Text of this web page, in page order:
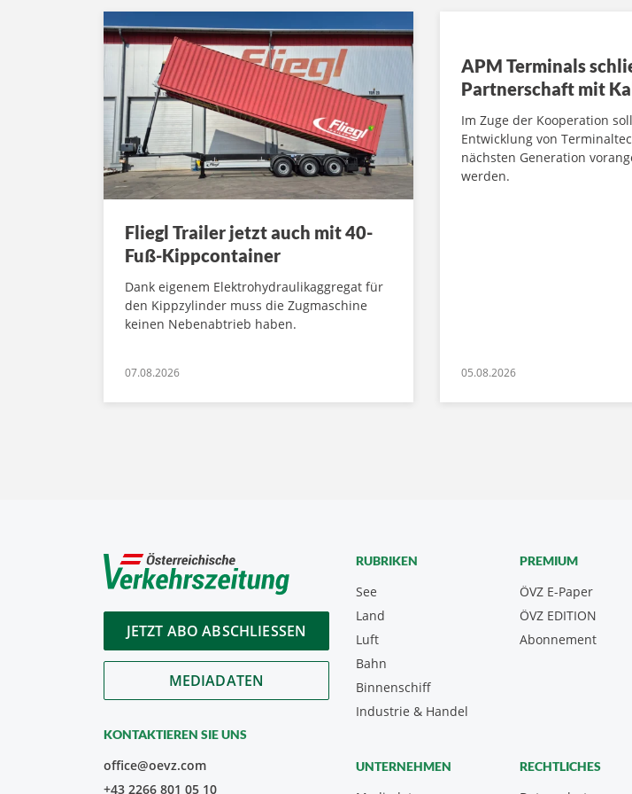
Fliegl Trailer jetzt auch mit 40-
Fuß-Kippcontainer
Dank eigenem Elektrohydraulikaggregat für
den Kippzylinder muss die Zugmaschine
keinen Nebenabtrieb haben.
07.08.2026
APM Terminals
Partnerschaft mit
Im Zuge der Kooperation
Entwicklung von
nächsten Generation
werden.
05.08.2026
JETZT ABO ABSCHLIESSEN
MEDIADATEN
KONTAKTIEREN SIE UNS
office@oevz.com
+43 2266 801 05 10
RUBRIKEN
See
Land
Luft
Bahn
Binnenschiff
Industrie & Handel
PREMIUM
ÖVZ E-Paper
Abonnement
ÖVZ EDITION
UNTERNEHMEN RECHTLICHES